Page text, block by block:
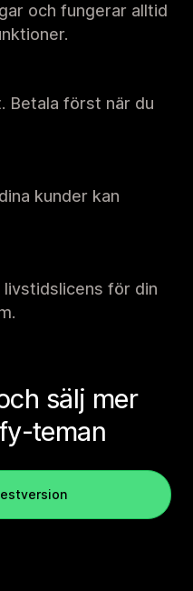
och fungerar alltid
Betala först när du
kunder kan
livstidslicens för din
sälj mer
teman